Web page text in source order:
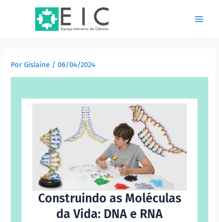
PorGislaine /06/04/2024
Construindo as Moléculas
da Vida: DNA e RNA
navigation